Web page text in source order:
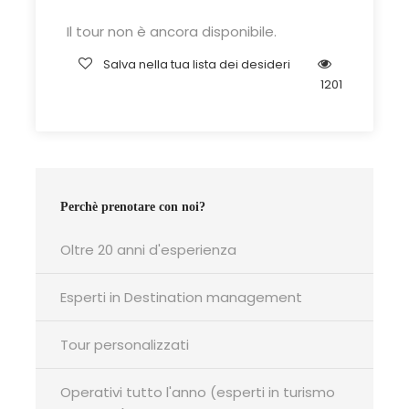
Il tour non è ancora disponibile.
Salva nella tua lista dei desideri
1201
Perchè prenotare con noi?
Oltre 20 anni d'esperienza
Esperti in Destination management
Tour personalizzati
Operativi tutto l'anno (esperti in turismo
la filosfia del grande scrittore e alpinista Walter
Bonatti:
Stazione di Trento o Madonna di Campiglio (a
partecipante)
SERVIZI INCLUSI